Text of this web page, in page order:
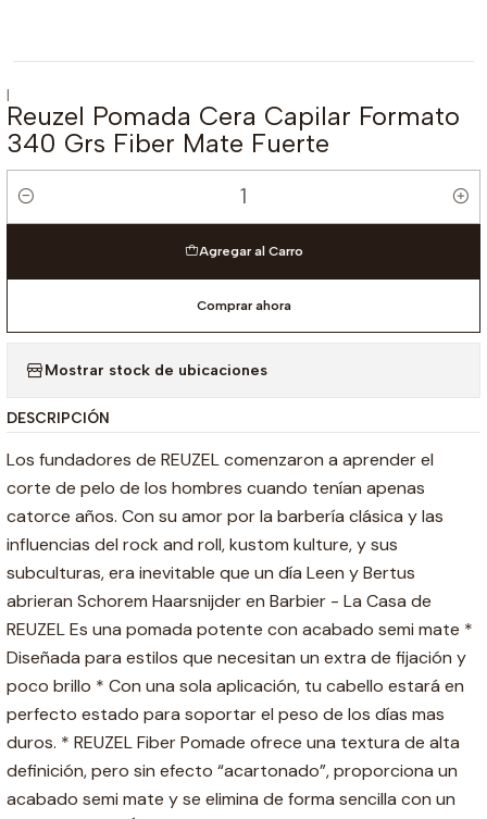
|
Reuzel Pomada Cera Capilar Formato
340 Grs Fiber Mate Fuerte
Cantidad
Agregar al Carro
Comprar ahora
Mostrar stock de ubicaciones
DESCRIPCIÓN
Los fundadores de REUZEL comenzaron a aprender el
corte de pelo de los hombres cuando tenían apenas
catorce años. Con su amor por la barbería clásica y las
influencias del rock and roll, kustom kulture, y sus
subculturas, era inevitable que un día Leen y Bertus
abrieran Schorem Haarsnijder en Barbier - La Casa de
REUZEL Es una pomada potente con acabado semi mate *
Diseñada para estilos que necesitan un extra de fijación y
poco brillo * Con una sola aplicación, tu cabello estará en
perfecto estado para soportar el peso de los días mas
duros. * REUZEL Fiber Pomade ofrece una textura de alta
definición, pero sin efecto “acartonado”, proporciona un
acabado semi mate y se elimina de forma sencilla con un